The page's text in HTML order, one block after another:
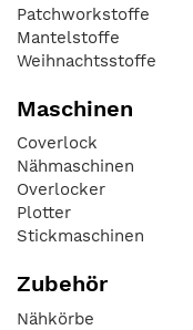
Patchworkstoffe
Mantelstoffe
Weihnachtsstoffe
Maschinen
Coverlock
Nähmaschinen
Overlocker
Plotter
Stickmaschinen
Zubehör
Nähkörbe